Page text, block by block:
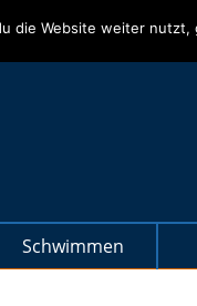
Schwimmen
die Website weiter